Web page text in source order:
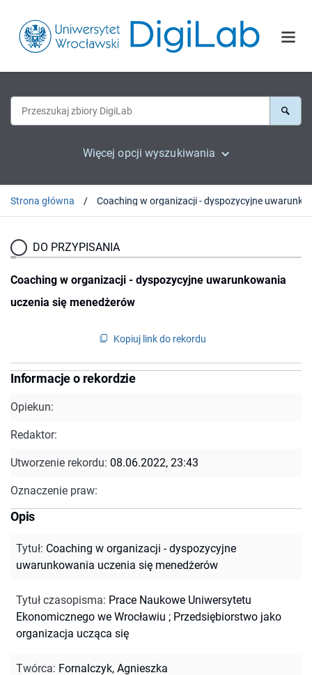
Więcej opcji wyszukiwania
Strona główna
DO PRZYPISANIA
Coaching w organizacji - dyspozycyjne uwarunkowania
uczenia się menedżerów
Kopiuj link do rekordu
Informacje o rekordzie
Opiekun:
Redaktor:
Utworzenie rekordu: 08.06.2022, 23:43
Oznaczenie praw:
Opis
Tytuł: Coaching w organizacji - dyspozycyjne
uwarunkowania uczenia się menedżerów
Tytuł czasopisma: Prace Naukowe Uniwersytetu
Ekonomicznego we Wrocławiu ; Przedsiębiorstwo jako
organizacja ucząca się
Twórca: Fornalczyk, Agnieszka